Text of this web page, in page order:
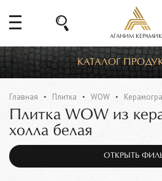
АГАНИМ
КАТАЛОГ
Главная Плитка WOW
Плитка WOW из
холла белая
ОТКРЫТЬ